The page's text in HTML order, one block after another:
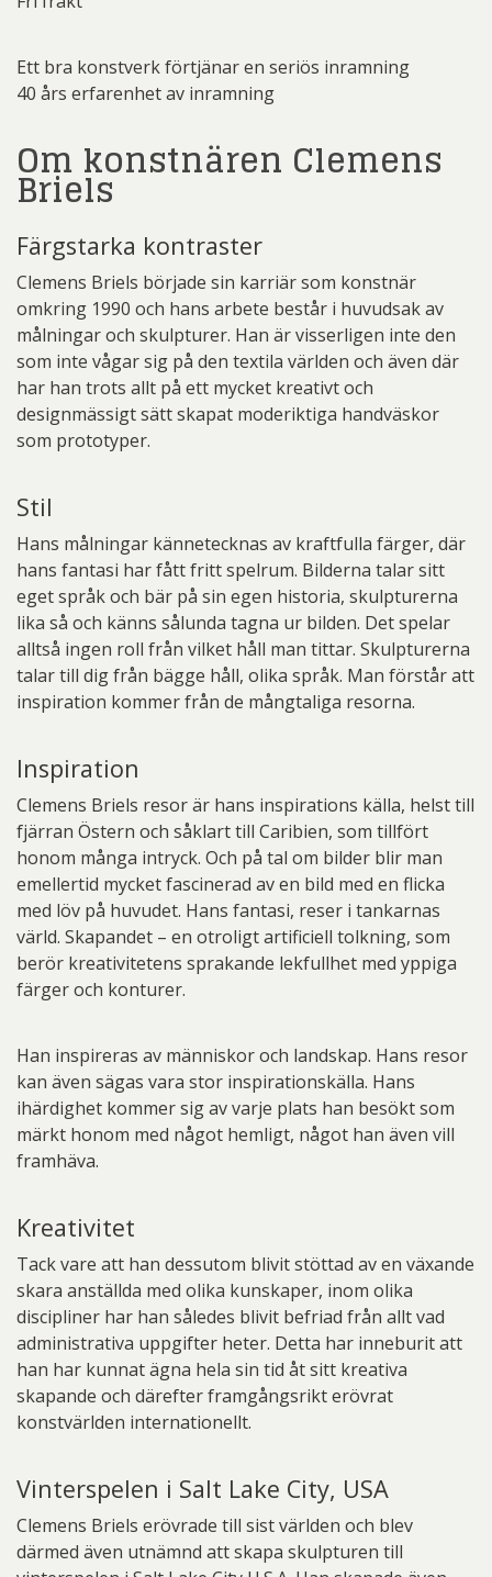
Ett bra konstverk förtjänar en seriös inramning
40 års erfarenhet av inramning
Om konstnären Clemens
Briels
Färgstarka kontraster
Clemens Briels började sin karriär som konstnär
omkring 1990 och hans arbete består i huvudsak av
målningar och skulpturer. Han är visserligen inte den
som inte vågar sig på den textila världen och även där
har han trots allt på ett mycket kreativt och
designmässigt sätt skapat moderiktiga handväskor
som prototyper.
Stil
Hans målningar kännetecknas av kraftfulla färger, där
hans fantasi har fått fritt spelrum. Bilderna talar sitt
eget språk och bär på sin egen historia, skulpturerna
lika så och känns sålunda tagna ur bilden. Det spelar
alltså ingen roll från vilket håll man tittar. Skulpturerna
talar till dig från bägge håll, olika språk. Man förstår att
inspiration kommer från de mångtaliga resorna.
Inspiration
Clemens Briels resor är hans inspirations källa, helst till
fjärran Östern och såklart till Caribien, som tillfört
honom många intryck. Och på tal om bilder blir man
emellertid mycket fascinerad av en bild med en flicka
med löv på huvudet. Hans fantasi, reser i tankarnas
värld. Skapandet – en otroligt artificiell tolkning, som
berör kreativitetens sprakande lekfullhet med yppiga
färger och konturer.
Han inspireras av människor och landskap. Hans resor
kan även sägas vara stor inspirationskälla. Hans
ihärdighet kommer sig av varje plats han besökt som
märkt honom med något hemligt, något han även vill
framhäva.
Kreativitet
Tack vare att han dessutom blivit stöttad av en växande
skara anställda med olika kunskaper, inom olika
discipliner har han således blivit befriad från allt vad
administrativa uppgifter heter. Detta har inneburit att
han har kunnat ägna hela sin tid åt sitt kreativa
skapande och därefter framgångsrikt erövrat
konstvärlden internationellt.
Vinterspelen i Salt Lake City, USA
Clemens Briels erövrade till sist världen och blev
därmed även utnämnd att skapa skulpturen till